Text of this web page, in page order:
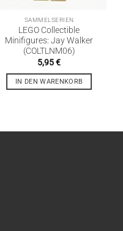
SAMMELSERIEN
LEGO Collectible
Minifigures: Jay Walker
(COLTLNM06)
5,95€
IN DEN WARENKORB